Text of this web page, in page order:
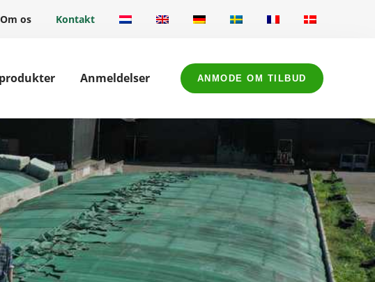
Om os Kontakt
Anmeldelser ANMODE OM TILBUD